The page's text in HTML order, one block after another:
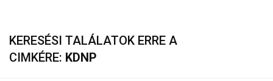
KERESÉSI TALÁLATOK ERRE A
CIMKÉRE: KDNP